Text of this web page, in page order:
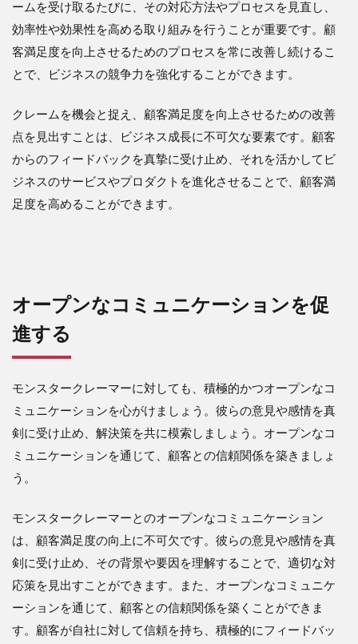
ームを受け取るたびに、その対応方法やプロセスを見直し、
効率性や効果性を高める取り組みを行うことが重要です。顧
客満足度を向上させるためのプロセスを常に改善し続けるこ
とで、ビジネスの競争力を強化することができます。
クレームを機会と捉え、顧客満足度を向上させるための改善
点を見出すことは、ビジネス成長に不可欠な要素です。顧客
からのフィードバックを真摯に受け止め、それを活かしてビ
ジネスのサービスやプロダクトを進化させることで、顧客満
足度を高めることができます。
オープンなコミュニケーションを促
進する
モンスタークレーマーに対しても、積極的かつオープンなコ
ミュニケーションを心がけましょう。彼らの意見や感情を真
剣に受け止め、解決策を共に模索しましょう。オープンなコ
ミュニケーションを通じて、顧客との信頼関係を築きましょ
う。
モンスタークレーマーとのオープンなコミュニケーション
は、顧客満足度の向上に不可欠です。彼らの意見や感情を真
剣に受け止め、その背景や要因を理解することで、適切な対
応策を見出すことができます。また、オープンなコミュニケ
ーションを通じて、顧客との信頼関係を築くことができま
す。顧客が自社に対して信頼を持ち、積極的にフィードバッ